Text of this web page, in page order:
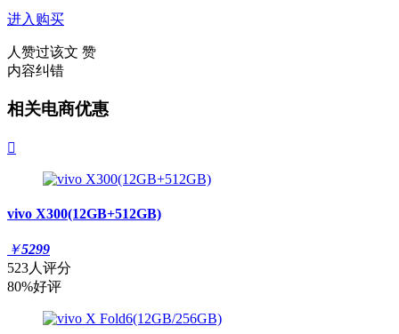
进入购买
人赞过该文 赞
内容纠错
相关电商优惠

vivo X300(12GB+512GB)
￥5299
523人评分
80%好评